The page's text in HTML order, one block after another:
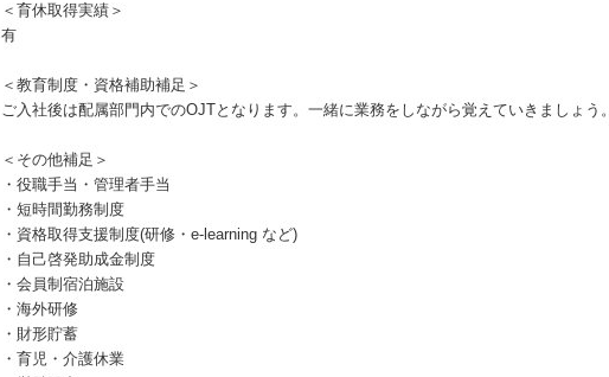
＜育休取得実績＞
有
＜教育制度・資格補助補足＞
ご入社後は配属部門内でのOJTとなります。一緒に業務をしながら覚えていきましょう。
＜その他補足＞
・役職手当・管理者手当
・短時間勤務制度
・資格取得支援制度(研修・e-learning など)
・自己啓発助成金制度
・会員制宿泊施設
・海外研修
・財形貯蓄
・育児・介護休業